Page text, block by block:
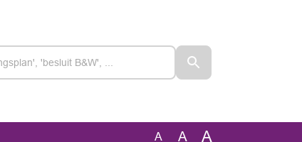
A A A